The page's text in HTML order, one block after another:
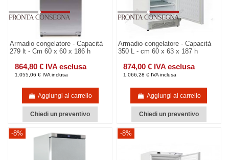
Armadio congelatore - Capacità
279 lt - Cm 60 x 60 x 186 h
864,80 € IVA esclusa
1.055,06 € IVA inclusa
Aggiungi al carrello
Chiedi un preventivo
Armadio congelatore - Capacità
350 L - cm 60 x 63 x 187 h
874,00 € IVA esclusa
1.066,28 € IVA inclusa
Aggiungi al carrello
Chiedi un preventivo
-8% -8%